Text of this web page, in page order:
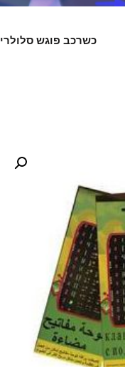
כשרכב פוגש סלולרי